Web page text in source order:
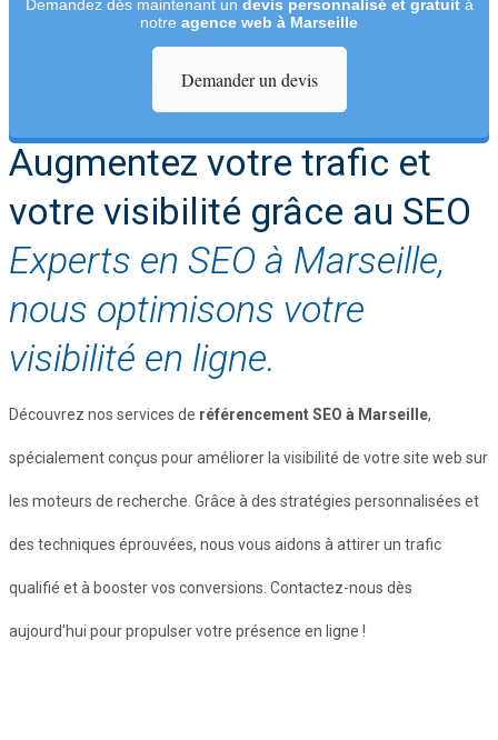
Demandez dès maintenant un devis personnalisé et gratuità
notre agence web à Marseille
Demander un devis
Augmentez votre trafic et
votre visibilité grâce au SEO
Experts en SEO à Marseille,
nous optimisons votre
visibilité en ligne.
Découvrez nos services de référencement SEO à Marseille,
spécialement conçus pour améliorer la visibilité de votre site web sur
les moteurs de recherche. Grâce à des stratégies personnalisées et
des techniques éprouvées, nous vous aidons à attirer un trafic
qualifié et à booster vos conversions. Contactez-nous dès
aujourd'hui pour propulser votre présence en ligne !